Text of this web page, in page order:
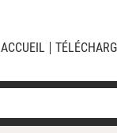
ACCUEIL